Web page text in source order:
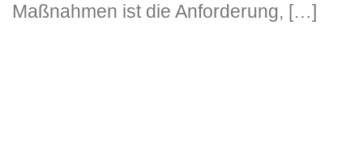
Maßnahmen ist die Anforderung, […]